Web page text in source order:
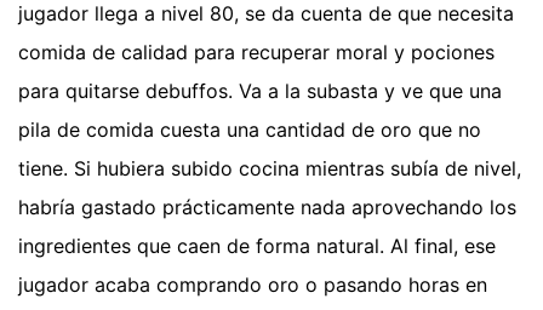
jugador llega a nivel 80, se da cuenta de que necesita
comida de calidad para recuperar moral y pociones
para quitarse debuffos. Va a la subasta y ve que una
pila de comida cuesta una cantidad de oro que no
tiene. Si hubiera subido cocina mientras subía de nivel,
habría gastado prácticamente nada aprovechando los
ingredientes que caen de forma natural. Al final, ese
jugador acaba comprando oro o pasando horas en